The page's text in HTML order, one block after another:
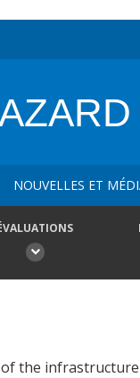
NOUVELLES ET
the